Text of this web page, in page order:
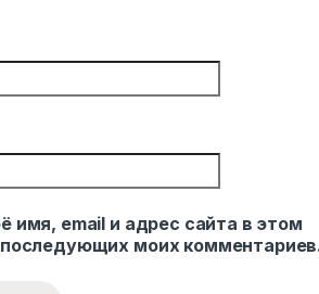
имя, email и адрес сайта в этом
последующих моих